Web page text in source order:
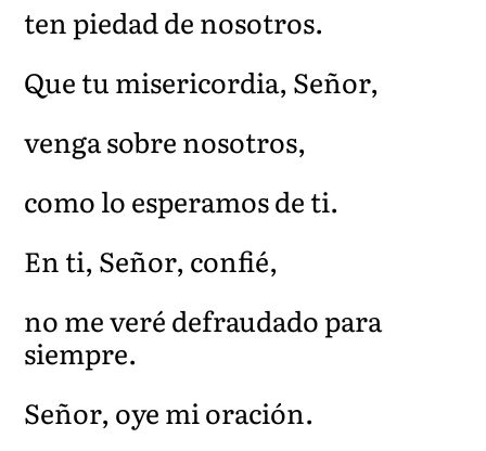
ten piedad de nosotros.
Que tu misericordia, Señor,
venga sobre nosotros,
como lo esperamos de ti.
En ti, Señor, confié,
no me veré defraudado para
siempre.
Señor, oye mi oración.